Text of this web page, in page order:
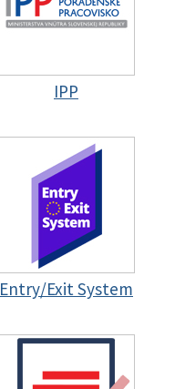
IPP
Entry/Exit System